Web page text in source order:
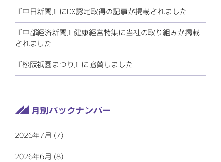
『中日新聞』にDX認定取得の記事が掲載されました
『中部経済新聞』健康経営特集に当社の取り組みが掲載
されました
『松阪祇園まつり』に協賛しました
2026年7月 (7)
2026年6月 (8)